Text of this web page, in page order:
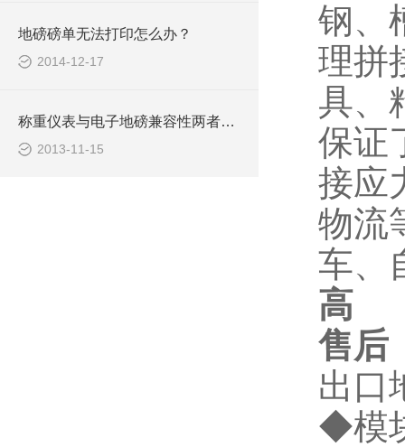
地磅磅单无法打印怎么办？
2014-12-17
称重仪表与电子地磅兼容性两者的分析
2013-11-15
钢、
理拼
具、
保证
接应
物流
车、
高
售
出口
◆模